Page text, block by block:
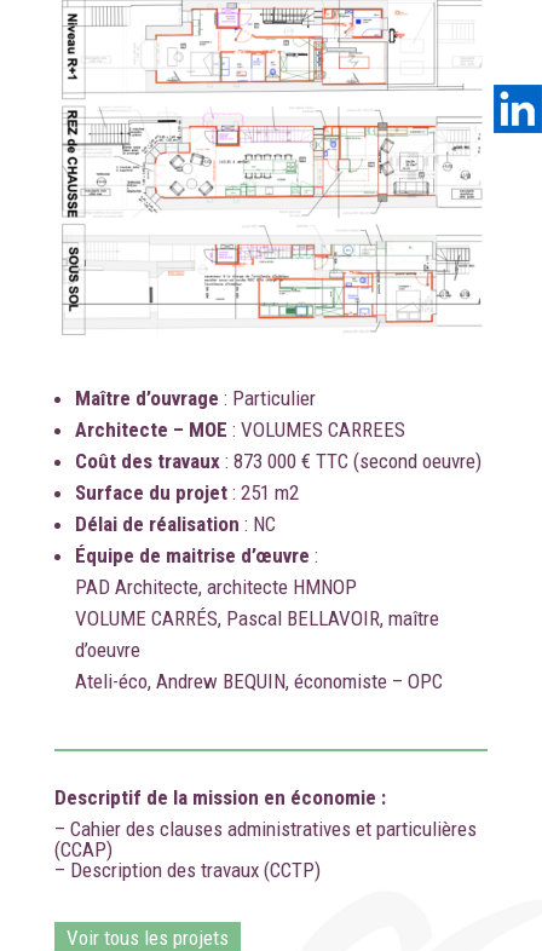
Maître d’ouvrage : Particulier
Architecte – MOE : VOLUMES CARREES
Coût des travaux: 873 000 € TTC (second oeuvre)
Surface du projet: 251 m2
Délai de réalisation : NC
Équipe de maitrise d’œuvre :
PAD Architecte, architecte HMNOP
VOLUME CARRÉS, Pascal BELLAVOIR, maître
d’oeuvre
Ateli-éco, Andrew BEQUIN, économiste – OPC
Descriptif de la mission en économie :
– Cahier des clauses administratives et particulières
(CCAP)
– Description des travaux (CCTP)
Voir tous les projets